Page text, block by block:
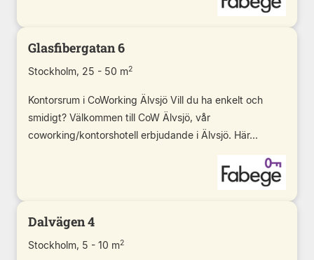
Glasfibergatan 6
Stockholm, 25 - 50 m2
Kontorsrum i CoWorking Älvsjö Vill du ha enkelt och
smidigt? Välkommen till CoW Älvsjö, vår
coworking/kontorshotell erbjudande i Älvsjö. Här...
Dalvägen 4
Stockholm, 5 - 10 m2